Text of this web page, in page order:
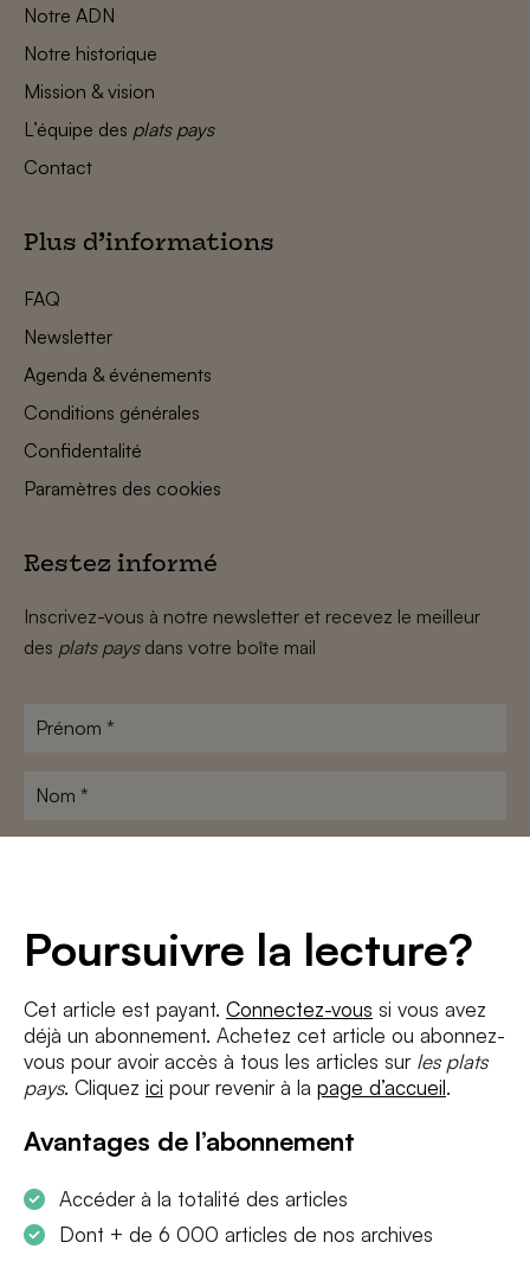
Poursuivre la lecture?
Cet article est payant. Connectez-vous si vous avez
déjà un abonnement. Achetez cet article ou abonnez-
vous pour avoir accès à tous les articles sur les plats
pays. Cliquez ici pour revenir à la page d’accueil.
Avantages de l’abonnement
Accéder à la totalité des articles
Dont + de 6 000 articles de nos archives
Notre ADN
Notre historique
Mission & vision
L’équipe des plats pays
Contact
Plus d’informations
FAQ
Newsletter
Agenda & événements
Conditions générales
Confidentalité
Paramètres des cookies
Restez informé
Inscrivez-vous à notre newsletter et recevez le meilleur
des plats paysdans votre boîte mail
Prénom
Nom
J'accepte les termes et conditions etla politique de confidentialité
S'INSCRIRE